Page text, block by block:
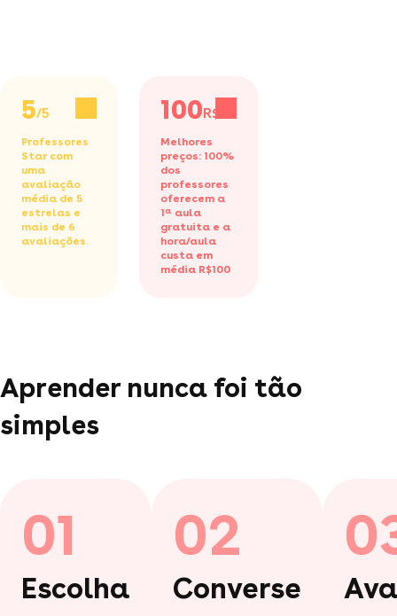
5/5
Professores
Star com
uma
avaliação
média de 5
estrelas e
mais de 6
avaliações.
100R$/h
Melhores
preços: 100%
dos
professores
oferecem a
1ª aula
gratuita e a
hora/aula
custa em
média R$100
Aprender nunca foi tão
simples
01
Escolha
02
Converse